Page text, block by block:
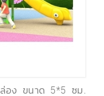
ล่อง ขนาด 5*5 ซม.